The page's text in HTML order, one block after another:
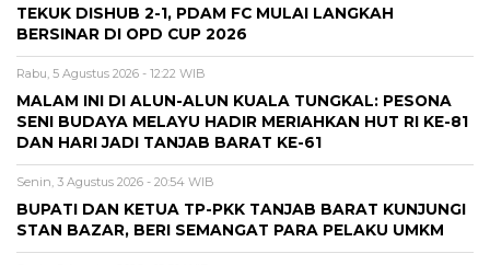
TEKUK DISHUB 2-1, PDAM FC MULAI LANGKAH
BERSINAR DI OPD CUP 2026
Rabu, 5 Agustus 2026 - 12:22 WIB
MALAM INI DI ALUN-ALUN KUALA TUNGKAL: PESONA
SENI BUDAYA MELAYU HADIR MERIAHKAN HUT RI KE-81
DAN HARI JADI TANJAB BARAT KE-61
Senin, 3 Agustus 2026 - 20:54 WIB
BUPATI DAN KETUA TP-PKK TANJAB BARAT KUNJUNGI
STAN BAZAR, BERI SEMANGAT PARA PELAKU UMKM